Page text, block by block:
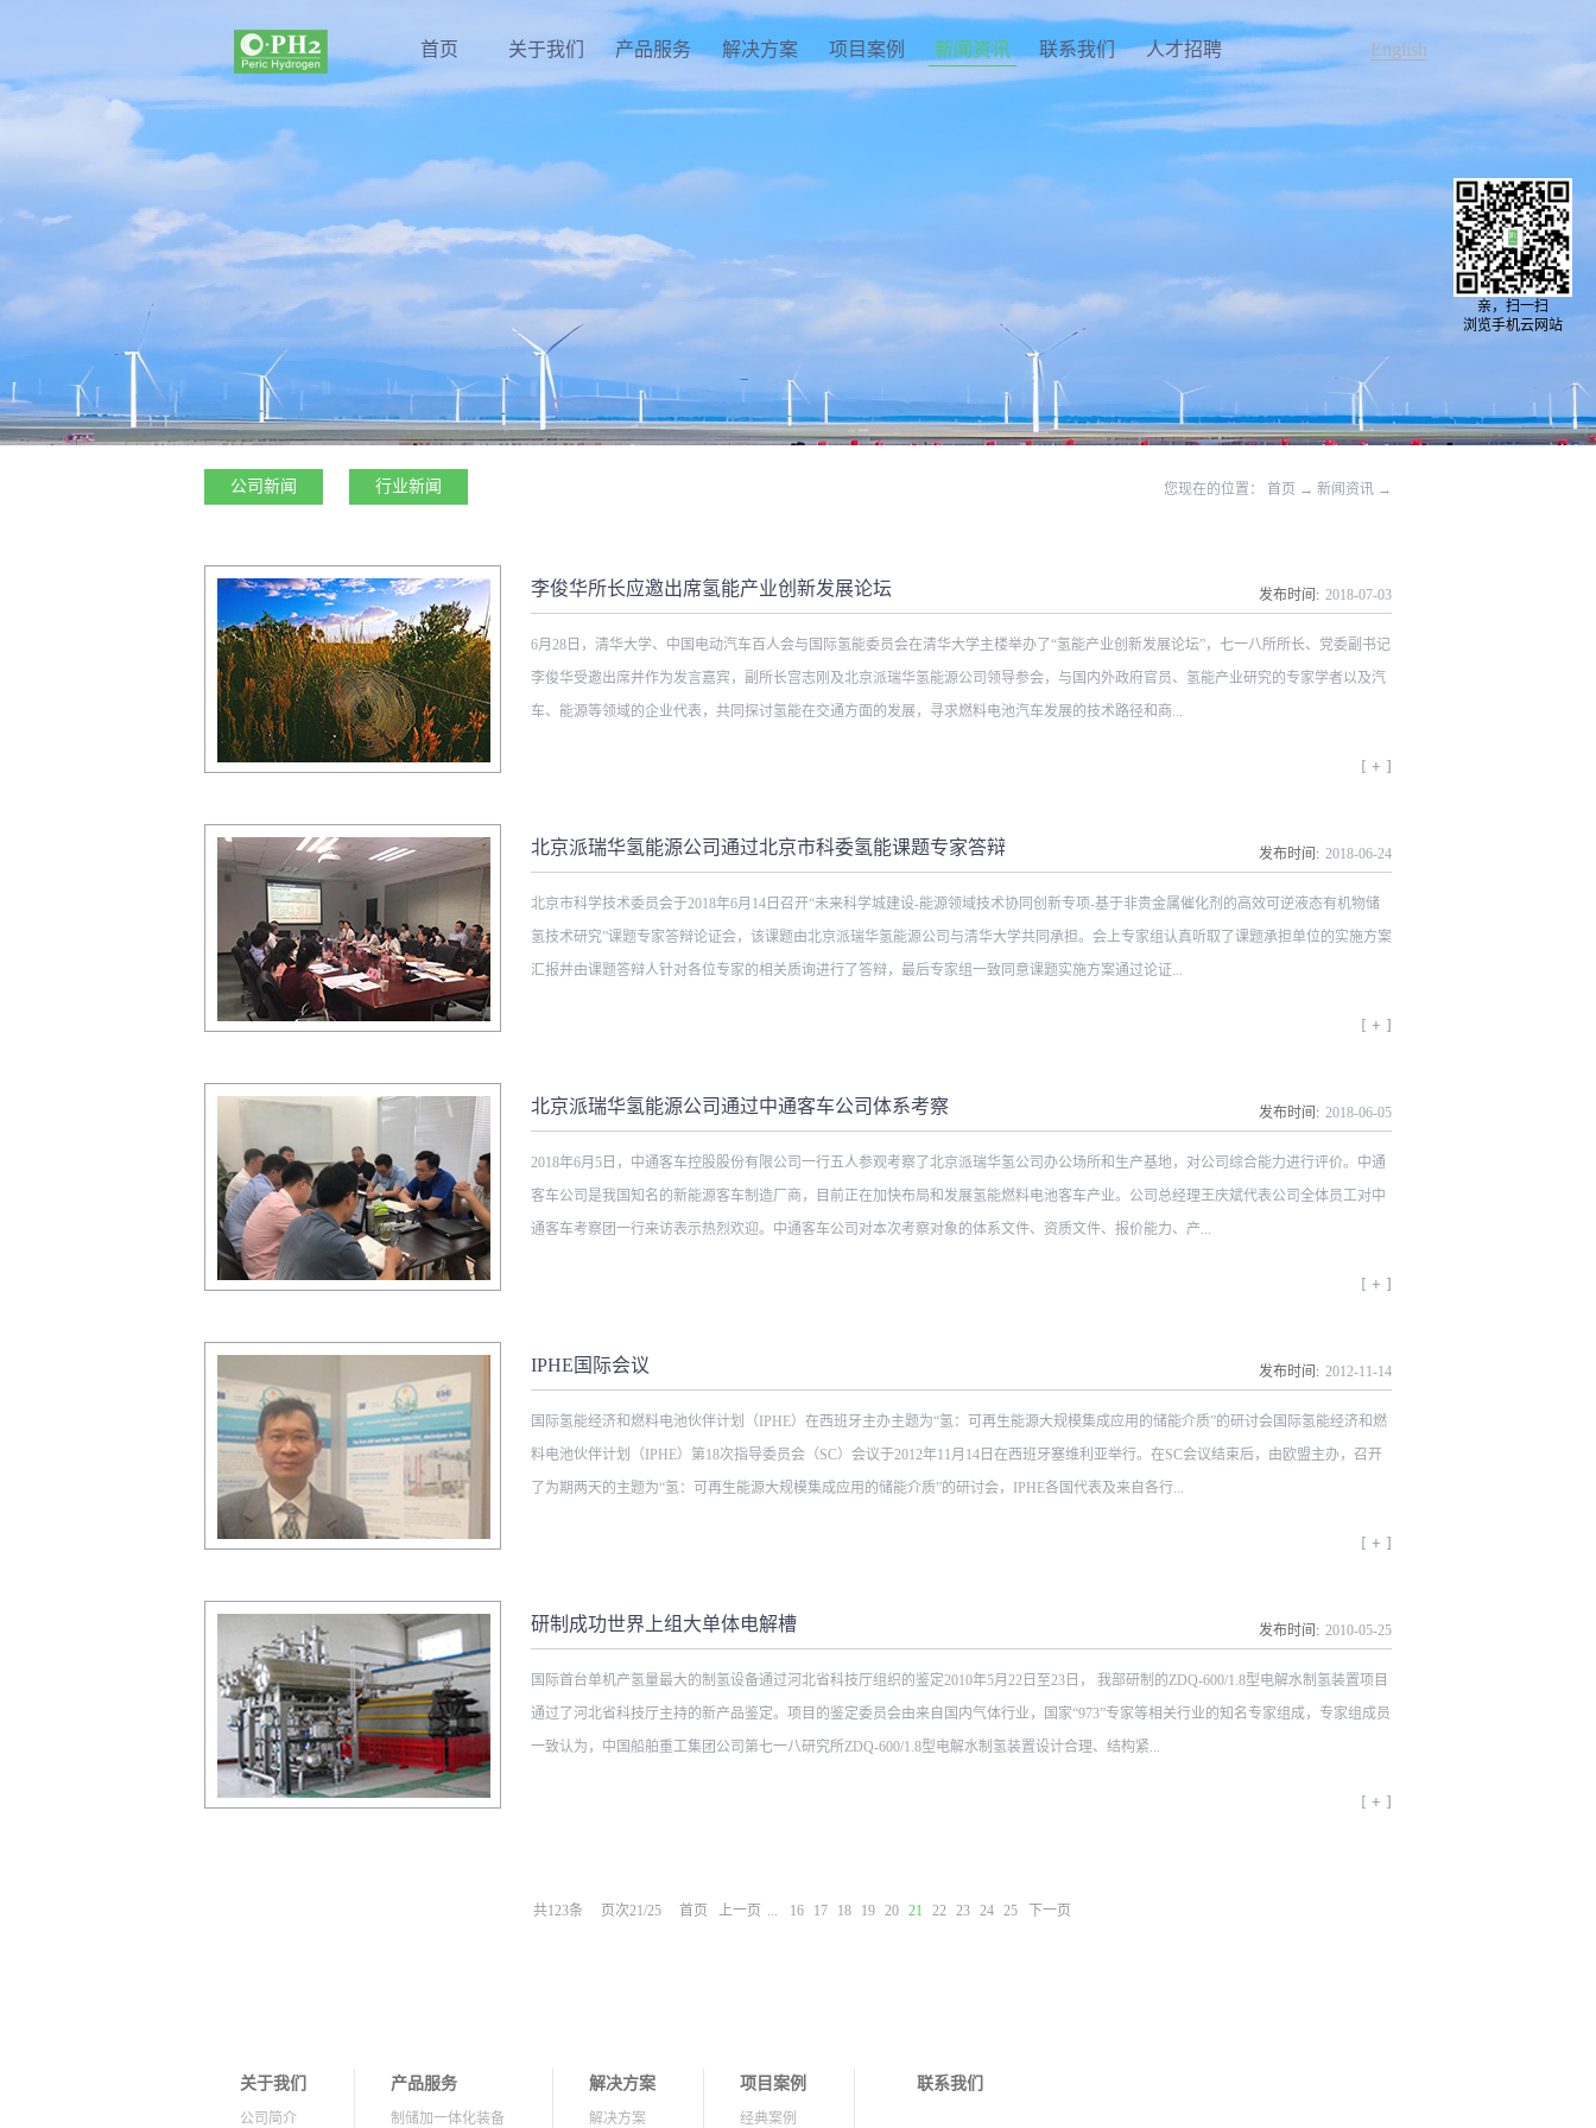
English
首页 关于我们 产品服务 解决方案 项目案例 新闻资讯 联系我们 人才招聘
公司新闻 行业新闻 您现在的位置： 首页 → 新闻资讯 →
李俊华所长应邀出席氢能产业创新发展论坛
6月28日，清华大学、中国电动汽车百人会与国际氢能委员会在清华大学主楼举办了“氢能产业创新发展论坛”，七一八所所长、党委副书记
李俊华受邀出席并作为发言嘉宾，副所长宫志刚及北京派瑞华氢能源公司领导参会，与国内外政府官员、氢能产业研究的专家学者以及汽
车、能源等领域的企业代表，共同探讨氢能在交通方面的发展，寻求燃料电池汽车发展的技术路径和商...
势，以及七一八所水电解制氢设备、撬装式加氢装置、车载氢系统、有机物储氢等先进的技术和产品，并就七一八所的氢能发展思路进行
了简要阐述。本次会议的亮相，进一步提升了七一八所氢能相关产品的知名度，并为集团公司及七一八所参与制定有关氢能利用和燃料电
池发展的产业化路径奠定了基础。
发布时间: 2018-07-03
北京派瑞华氢能源公司通过北京市科委氢能课题专家答辩
北京市科学技术委员会于2018年6月14日召开“未来科学城建设-能源领域技术协同创新专项-基于非贵金属催化剂的高效可逆液态有机物储
氢技术研究”课题专家答辩论证会，该课题由北京派瑞华氢能源公司与清华大学共同承担。会上专家组认真听取了课题承担单位的实施方案
汇报并由课题答辩人针对各位专家的相关质询进行了答辩，最后专家组一致同意课题实施方案通过论证...
展前景。但是氢的储存和运输始终是制约氢能快速应用和发展的关键瓶颈因素，由北京派瑞华氢能源公司牵头并与清华大学共同承担的该
课题聚焦于液体有机物储氢方式，力图通过前沿性研究，突破氢能储运的关键瓶颈，为今后氢能的大规模发展奠定基础条件。该种新型储
氢方式将具有广阔的应用前景，可在汽车、船舶、航天、军工以及氢能大规模储运等多个关乎国计民生的行业和领域得到重要应用，将有
力推动氢能经济的快速发展。
发布时间: 2018-06-24
北京派瑞华氢能源公司通过中通客车公司体系考察
2018年6月5日，中通客车控股股份有限公司一行五人参观考察了北京派瑞华氢公司办公场所和生产基地，对公司综合能力进行评价。中通
客车公司是我国知名的新能源客车制造厂商，目前正在加快布局和发展氢能燃料电池客车产业。公司总经理王庆斌代表公司全体员工对中
通客车考察团一行来访表示热烈欢迎。中通客车公司对本次考察对象的体系文件、资质文件、报价能力、产...
外，双方就今后氢能方面的合作进行深入交流并达成一致，共同推动氢能产业的发展。
发布时间: 2018-06-05
IPHE国际会议
国际氢能经济和燃料电池伙伴计划（IPHE）在西班牙主办主题为“氢：可再生能源大规模集成应用的储能介质”的研讨会国际氢能经济和燃
料电池伙伴计划（IPHE）第18次指导委员会（SC）会议于2012年11月14日在西班牙塞维利亚举行。在SC会议结束后，由欧盟主办，召开
了为期两天的主题为“氢：可再生能源大规模集成应用的储能介质”的研讨会，IPHE各国代表及来自各行...
稳定性，其大规模应用面临技术和经济难题，解决这一难题的一项可行措施是采用高效储能技术。氢能与燃料电池技术的发展和应用表明
它们将在储能领域扮演重要的角色，但同时也避免不了与电池、抽水蓄能、压缩空气储能等传统储能技术的竞争。氢气从本质上来说就是
一种能量的载体，氢气储能具有如下优势：高能量密度、有实现低储存成本的潜力、使用终端灵活、用途广泛。由欧盟召开的这次研讨会
聚集了来自世界各地120多位各界专家，共同探讨可再生能源与能源储存技术的结合问题，并着重关注氢储能的潜力。中国参会代表除参
加IPHE SC会议的三位代表外，还包括北京派瑞华氢能源科技有限公司的孟庆云总经理和浙江大学的郑津洋教授。会议包括三个主题发
发布时间: 2012-11-14
研制成功世界上组大单体电解槽
国际首台单机产氢量最大的制氢设备通过河北省科技厅组织的鉴定2010年5月22日至23日， 我部研制的ZDQ-600/1.8型电解水制氢装置项目
通过了河北省科技厅主持的新产品鉴定。项目的鉴定委员会由来自国内气体行业，国家“973”专家等相关行业的知名专家组成，专家组成员
一致认为，中国船舶重工集团公司第七一八研究所ZDQ-600/1.8型电解水制氢装置设计合理、结构紧...
型电解槽槽体温度均匀性的要求；4）采用液位分步控制方法，实现了大型制氢设备平稳、安全运行；5）以多台小型换热器对大型制氢设
发布时间: 2010-05-25
共123条 页次21/25 首页 上一页 ... 16 17 18 19 20 21 22 23 24 25 下一页
关于我们
公司简介
产品服务
制储加一体化装备
解决方案
解决方案
项目案例
经典案例
联系我们
亲，扫一扫
浏览手机云网站